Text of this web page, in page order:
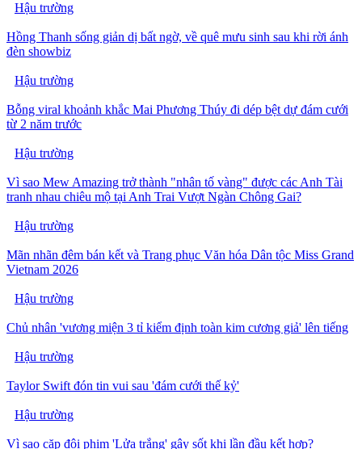
Hậu trường
Hồng Thanh sống giản dị bất ngờ, về quê mưu sinh sau khi rời ánh
đèn showbiz
Hậu trường
Bỗng viral khoảnh khắc Mai Phương Thúy đi dép bệt dự đám cưới
từ 2 năm trước
Hậu trường
Vì sao Mew Amazing trở thành "nhân tố vàng" được các Anh Tài
tranh nhau chiêu mộ tại Anh Trai Vượt Ngàn Chông Gai?
Hậu trường
Mãn nhãn đêm bán kết và Trang phục Văn hóa Dân tộc Miss Grand
Vietnam 2026
Hậu trường
Chủ nhân 'vương miện 3 tỉ kiểm định toàn kim cương giả' lên tiếng
Hậu trường
Taylor Swift đón tin vui sau 'đám cưới thế kỷ'
Hậu trường
Vì sao cặp đôi phim 'Lửa trắng' gây sốt khi lần đầu kết hợp?